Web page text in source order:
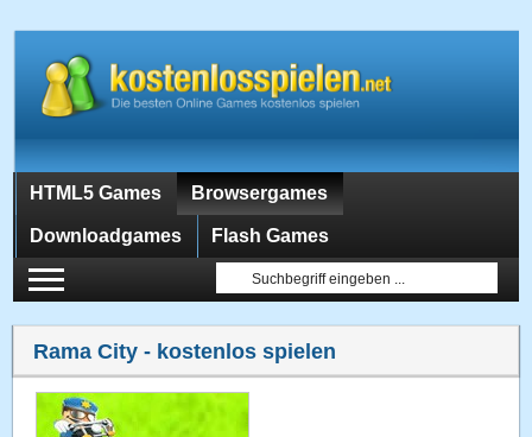
HTML5 Games Browsergames
Downloadgames Flash Games
Rama City - kostenlos spielen